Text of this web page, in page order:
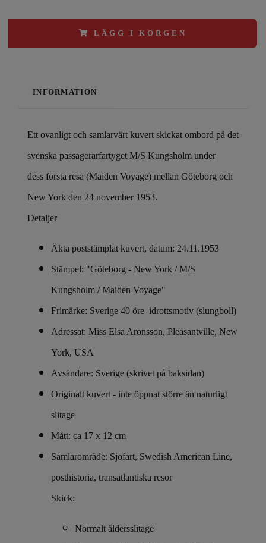
LÄGG I KORGEN
INFORMATION
Ett ovanligt och samlarvärt kuvert skickat ombord på det
svenska passagerarfartyget M/S Kungsholm under
dess första resa (Maiden Voyage) mellan Göteborg och
New York den 24 november 1953.
Detaljer
Äkta poststämplat kuvert, datum: 24.11.1953
Stämpel: "Göteborg - New York / M/S
Kungsholm / Maiden Voyage"
Frimärke: Sverige 40 öre idrottsmotiv (slungboll)
Adressat: Miss Elsa Aronsson, Pleasantville, New
York, USA
Avsändare: Sverige (skrivet på baksidan)
Originalt kuvert - inte öppnat större än naturligt
slitage
Mått: ca 17 x 12 cm
Samlarområde: Sjöfart, Swedish American Line,
posthistoria, transatlantiska resor
Skick:
Normalt åldersslitage